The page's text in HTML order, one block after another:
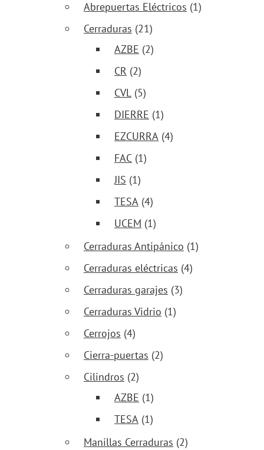
Abrepuertas Eléctricos (1)
Cerraduras (21)
AZBE (2)
CR (2)
CVL (5)
DIERRE (1)
EZCURRA (4)
FAC (1)
JIS (1)
TESA (4)
UCEM (1)
Cerraduras Antipánico (1)
Cerraduras eléctricas (4)
Cerraduras garajes (3)
Cerraduras Vidrio (1)
Cerrojos (4)
Cierra-puertas (2)
Cilindros (2)
AZBE (1)
TESA (1)
Manillas Cerraduras (2)